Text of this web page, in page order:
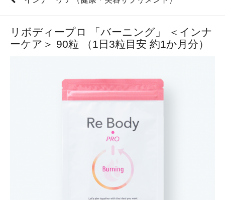
リボディープロ 「バーニング」 ＜インナ
ーケア＞ 90粒 （1日3粒目安 約1か月分）